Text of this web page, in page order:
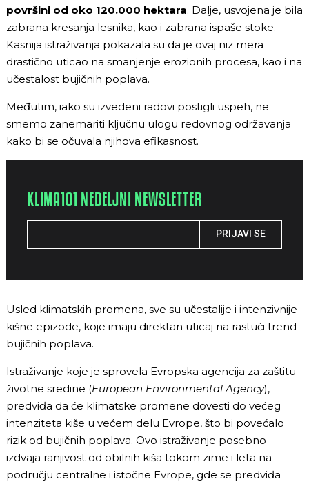
površini od oko 120.000 hektara. Dalje, usvojena je bila
zabrana kresanja lesnika, kao i zabrana ispaše stoke.
Kasnija istraživanja pokazala su da je ovaj niz mera
drastično uticao na smanjenje erozionih procesa, kao i na
učestalost bujičnih poplava.
Međutim, iako su izvedeni radovi postigli uspeh, ne
smemo zanemariti ključnu ulogu redovnog održavanja
kako bi se očuvala njihova efikasnost.
KLIMA101 NEDELJNI NEWSLETTER
PRIJAVI SE
Usled klimatskih promena, sve su učestalije i intenzivnije
kišne epizode, koje imaju direktan uticaj na rastući trend
bujičnih poplava.
Istraživanje koje je sprovela Evropska agencija za zaštitu
životne sredine (European Environmental Agency),
predviđa da će klimatske promene dovesti do većeg
intenziteta kiše u većem delu Evrope, što bi povećalo
rizik od bujičnih poplava. Ovo istraživanje posebno
izdvaja ranjivost od obilnih kiša tokom zime i leta na
području centralne i istočne Evrope, gde se predviđa